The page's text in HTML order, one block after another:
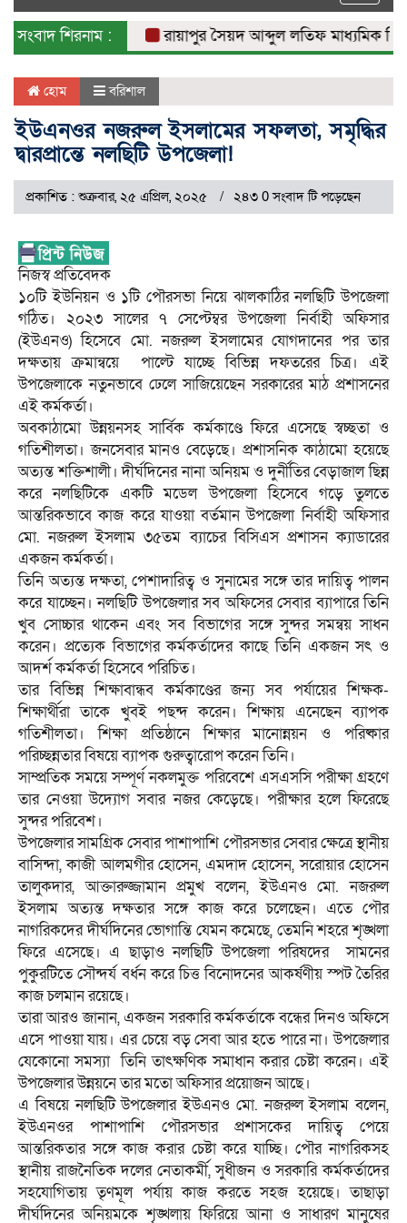
সংবাদ শিরনাম :
রায়াপুর সৈয়দ আব্দুল লতিফ মাধ্যমিক
হোম বরিশাল
ইউএনওর নজরুল ইসলামের সফলতা, সমৃদ্ধির
দ্বারপ্রান্তে নলছিটি উপজেলা!
প্রকাশিত : শুক্রবার, ২৫ এপ্রিল, ২০২৫ ২৪৩ 0 সংবাদ টি পড়েছেন
নিজস্ব প্রতিবেদক
১০টি ইউনিয়ন ও ১টি পৌরসভা নিয়ে ঝালকাঠির নলছিটি উপজেলা
গঠিত। ২০২৩ সালের ৭ সেপ্টেম্বর উপজেলা নির্বাহী অফিসার
(ইউএনও) হিসেবে মো. নজরুল ইসলামের যোগদানের পর তার
দক্ষতায় ক্রমান্বয়ে পাল্টে যাচ্ছে বিভিন্ন দফতরের চিত্র। এই
উপজেলাকে নতুনভাবে ঢেলে সাজিয়েছেন সরকারের মাঠ প্রশাসনের
এই কর্মকর্তা।
অবকাঠামো উন্নয়নসহ সার্বিক কর্মকাণ্ডে ফিরে এসেছে স্বচ্ছতা ও
গতিশীলতা। জনসেবার মানও বেড়েছে। প্রশাসনিক কাঠামো হয়েছে
অত্যন্ত শক্তিশালী। দীর্ঘদিনের নানা অনিয়ম ও দুর্নীতির বেড়াজাল ছিন্ন
করে নলছিটিকে একটি মডেল উপজেলা হিসেবে গড়ে তুলতে
আন্তরিকভাবে কাজ করে যাওয়া বর্তমান উপজেলা নির্বাহী অফিসার
মো. নজরুল ইসলাম ৩৫তম ব্যাচের বিসিএস প্রশাসন ক্যাডারের
একজন কর্মকর্তা।
তিনি অত্যন্ত দক্ষতা, পেশাদারিত্ব ও সুনামের সঙ্গে তার দায়িত্ব পালন
করে যাচ্ছেন। নলছিটি উপজেলার সব অফিসের সেবার ব্যাপারে তিনি
খুব সোচ্চার থাকেন এবং সব বিভাগের সঙ্গে সুন্দর সমন্বয় সাধন
করেন। প্রত্যেক বিভাগের কর্মকর্তাদের কাছে তিনি একজন সৎ ও
আদর্শ কর্মকর্তা হিসেবে পরিচিত।
তার বিভিন্ন শিক্ষাবান্ধব কর্মকাণ্ডের জন্য সব পর্যায়ের শিক্ষক-
শিক্ষার্থীরা তাকে খুবই পছন্দ করেন। শিক্ষায় এনেছেন ব্যাপক
গতিশীলতা। শিক্ষা প্রতিষ্ঠানে শিক্ষার মানোন্নয়ন ও পরিষ্কার
পরিচ্ছন্নতার বিষয়ে ব্যাপক গুরুত্বারোপ করেন তিনি।
সাম্প্রতিক সময়ে সম্পূর্ণ নকলমুক্ত পরিবেশে এসএসসি পরীক্ষা গ্রহণে
তার নেওয়া উদ্যোগ সবার নজর কেড়েছে। পরীক্ষার হলে ফিরেছে
সুন্দর পরিবেশ।
উপজেলার সামগ্রিক সেবার পাশাপাশি পৌরসভার সেবার ক্ষেত্রে স্থানীয়
বাসিন্দা, কাজী আলমগীর হোসেন, এমদাদ হোসেন, সরোয়ার হোসেন
তালুকদার, আক্তারুজ্জামান প্রমুখ বলেন, ইউএনও মো. নজরুল
ইসলাম অত্যন্ত দক্ষতার সঙ্গে কাজ করে চলেছেন। এতে পৌর
নাগরিকদের দীর্ঘদিনের ভোগান্তি যেমন কমেছে, তেমনি শহরে শৃঙ্খলা
ফিরে এসেছে। এ ছাড়াও নলছিটি উপজেলা পরিষদের সামনের
পুকুরটিতে সৌন্দর্য বর্ধন করে চিত্ত বিনোদনের আকর্ষণীয় স্পট তৈরির
কাজ চলমান রয়েছে।
তারা আরও জানান, একজন সরকারি কর্মকর্তাকে বন্ধের দিনও অফিসে
এসে পাওয়া যায়। এর চেয়ে বড় সেবা আর হতে পারে না। উপজেলার
যেকোনো সমস্যা তিনি তাৎক্ষণিক সমাধান করার চেষ্টা করেন। এই
উপজেলার উন্নয়নে তার মতো অফিসার প্রয়োজন আছে।
এ বিষয়ে নলছিটি উপজেলার ইউএনও মো. নজরুল ইসলাম বলেন,
ইউএনওর পাশাপাশি পৌরসভার প্রশাসকের দায়িত্ব পেয়ে
আন্তরিকতার সঙ্গে কাজ করার চেষ্টা করে যাচ্ছি। পৌর নাগরিকসহ
স্থানীয় রাজনৈতিক দলের নেতাকর্মী, সুধীজন ও সরকারি কর্মকর্তাদের
সহযোগিতায় তৃণমূল পর্যায় কাজ করতে সহজ হয়েছে। তাছাড়া
দীর্ঘদিনের অনিয়মকে শৃঙ্খলায় ফিরিয়ে আনা ও সাধারণ মানুষের